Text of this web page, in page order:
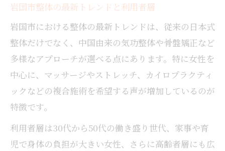
中国整体と日本の整体の違いを分かりやすく解
説
中国整体と日本整体の基本的な違いとは
中国整体の特徴と効果を理解しよう
日本整体の流れと技術特徴を徹底解説
中国整体で得られる健康面のメリット
日本整体との比較で分かる選び方のコツ
口コミで話題の整体選びポイントまとめ
口コミから見る整体選び成功の秘訣
岩国市整体の最新トレンドと利用者層
岩国市における整体の最新トレンドは、従来の日本式
整体だけでなく、中国由来の気功整体や骨盤矯正など
多様なアプローチが選べる点にあります。特に女性を
中心に、マッサージやストレッチ、カイロプラクティ
ックなどの複合施術を希望する声が増加しているのが
特徴です。
利用者層は30代から50代の働き盛り世代、家事や育
児で身体の負担が大きい女性、さらに高齢者層にも広